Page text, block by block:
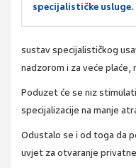
specijalističke usluge.
sustav specijalističkog
nadzorom i za veće plaće,
Poduzet će se niz
specijalizacije na manje
Odustalo se i od toga da
uvjet za otvaranje